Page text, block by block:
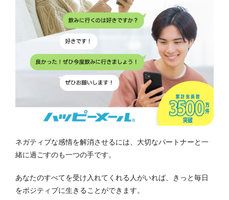
ネガティブな感情を解消させるには、大切なパートナーと一
緒に過ごすのも一つの手です。
あなたのすべてを受け入れてくれる人がいれば、きっと毎日
をポジティブに生きることができます。